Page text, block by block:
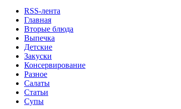
RSS-лента
Главная
Вторые блюда
Выпечка
Детские
Закуски
Консервирование
Разное
Салаты
Статьи
Супы